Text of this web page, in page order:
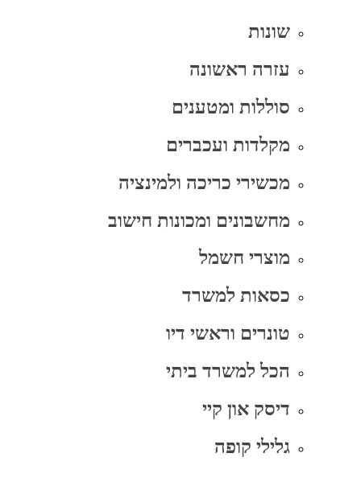
שונות
עזרה ראשונה
סוללות ומטענים
מקלדות ועכברים
מכשירי כריכה ולמינציה
מחשבונים ומכונות חישוב
מוצרי חשמל
כסאות למשרד
טונרים וראשי דיו
הכל למשרד ביתי
דיסק און קיי
גלילי קופה